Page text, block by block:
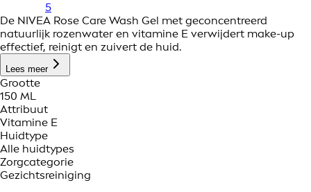
5
De NIVEA Rose Care Wash Gel met geconcentreerd
natuurlijk rozenwater en vitamine E verwijdert make-up
effectief, reinigt en zuivert de huid.
Lees meer
Grootte
150 ML
Attribuut
Vitamine E
Huidtype
Alle huidtypes
Zorgcategorie
Gezichtsreiniging